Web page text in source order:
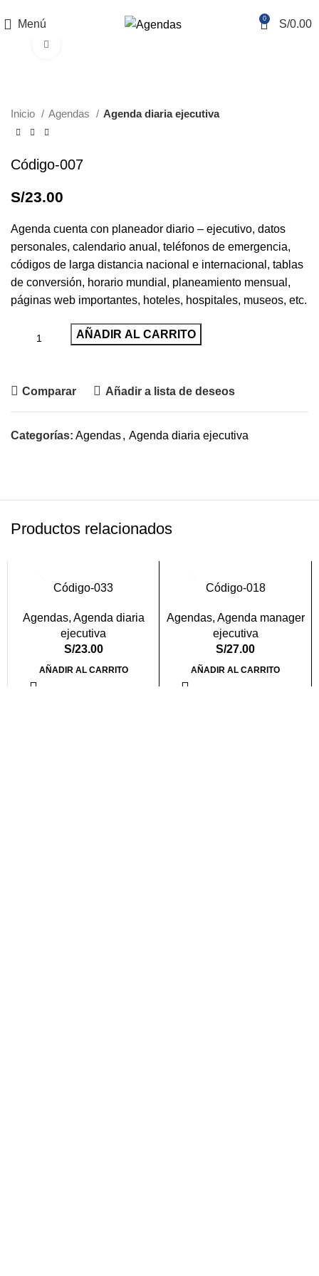
Menú 0 S/0.00
Inicio Agendas Agenda diaria ejecutiva
Código-007
S/23.00
Agenda cuenta con planeador diario – ejecutivo, datos
personales, calendario anual, teléfonos de emergencia,
códigos de larga distancia nacional e internacional, tablas
de conversión, horario mundial, planeamiento mensual,
páginas web importantes, hoteles, hospitales, museos, etc.
AÑADIR AL CARRITO
Comparar Añadir a lista de deseos
Categorías: Agendas, Agenda diaria ejecutiva
Productos relacionados
Código-033
Agendas, Agenda diaria
ejecutiva
S/23.00
AÑADIR AL CARRITO
Código-018
Agendas, Agenda manager
ejecutiva
S/27.00
AÑADIR AL CARRITO